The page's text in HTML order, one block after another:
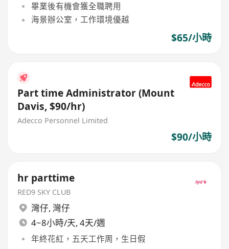
畢業後有機會獲全職聘用
海景辦公室，工作環境優越
$65/小時
Part time Administrator (Mount
Davis, $90/hr)
Adecco Personnel Limited
$90/小時
hr parttime
RED9 SKY CLUB
灣仔, 灣仔
4~8小時/天, 4天/週
年終花紅，五天工作周，生日假